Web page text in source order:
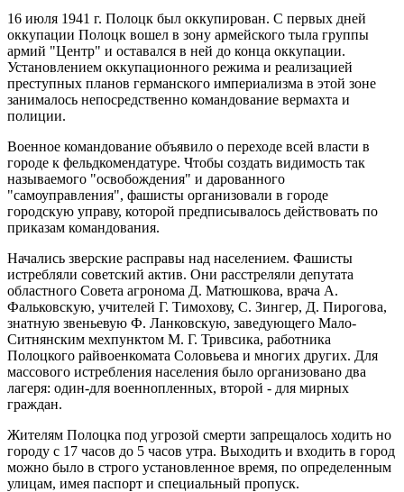
16 июля 1941 г. Полоцк был оккупирован. С первых дней
оккупации Полоцк вошел в зону армейского тыла группы
армий "Центр" и оставался в ней до конца оккупации.
Установлением оккупационного режима и реализацией
преступных планов германского империализма в этой зоне
занималось непосредственно командование вермахта и
полиции.
Военное командование объявило о переходе всей власти в
городе к фельдкомендатуре. Чтобы создать видимость так
называемого "освобождения" и дарованного
"самоуправления", фашисты организовали в городе
городскую управу, которой предписывалось действовать по
приказам командования.
Начались зверские расправы над населением. Фашисты
истребляли советский актив. Они расстреляли депутата
областного Совета агронома Д. Матюшкова, врача А.
Фальковскую, учителей Г. Тимохову, С. Зингер, Д. Пирогова,
знатную звеньевую Ф. Ланковскую, заведующего Мало-
Ситнянским мехпунктом М. Г. Тривсика, работника
Полоцкого райвоенкомата Соловьева и многих других. Для
массового истребления населения было организовано два
лагеря: один-для военнопленных, второй - для мирных
граждан.
Жителям Полоцка под угрозой смерти запрещалось ходить но
городу с 17 часов до 5 часов утра. Выходить и входить в город
можно было в строго установленное время, по определенным
улицам, имея паспорт и специальный пропуск.